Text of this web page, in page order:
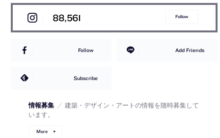
88,561 Follow
Follow Add Friends
Subscribe
情報募集 ／ 建築・デザイン・アートの情報を随時募集して
います。
More